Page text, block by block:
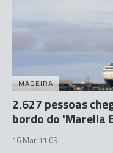
MADEIRA
2.627 pessoas
bordo do 'Marella
16 Mar 11:09